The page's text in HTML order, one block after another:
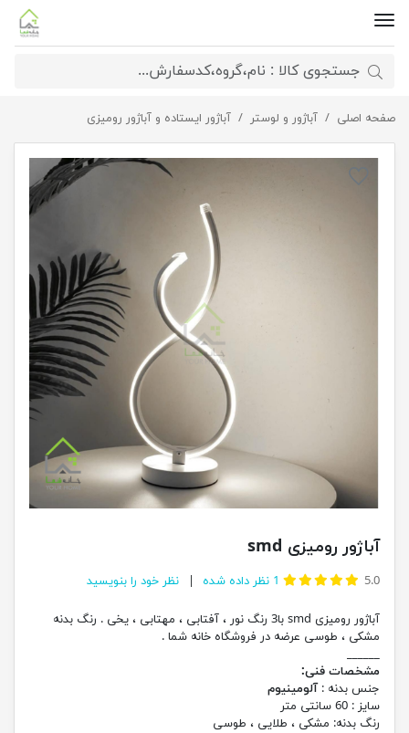
صفحه اصلی آباژور و لوستر آباژور ایستاده و آباژور رومیزی آباژور رومیزی smd
آباژور رومیزی smd
5.0
1 نظر داده شده نظر خود را بنویسید
آباژور رومیزی smd با3 رنگ نور ، آفتابی ، مهتابی ، یخی . رنگ بدنه
مشکی ، طوسی عرضه در فروشگاه خانه شما .
______
مشخصات فنی:
جنس بدنه :آلومینیوم
سایز : 60 سانتی متر
رنگ بدنه: مشکی ، طلایی ، طوسی